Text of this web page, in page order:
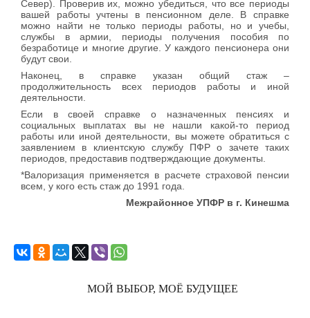
Север). Проверив их, можно убедиться, что все периоды
вашей работы учтены в пенсионном деле. В справке
можно найти не только периоды работы, но и учебы,
службы в армии, периоды получения пособия по
безработице и многие другие. У каждого пенсионера они
будут свои.
Наконец, в справке указан общий стаж –
продолжительность всех периодов работы и иной
деятельности.
Если в своей справке о назначенных пенсиях и
социальных выплатах вы не нашли какой-то период
работы или иной деятельности, вы можете обратиться с
заявлением в клиентскую службу ПФР о зачете таких
периодов, предоставив подтверждающие документы.
*Валоризация применяется в расчете страховой пенсии
всем, у кого есть стаж до 1991 года.
Межрайонное УПФР в г. Кинешма
МОЙ ВЫБОР, МОЁ БУДУЩЕЕ